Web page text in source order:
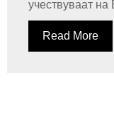
учествуваат на
Read More